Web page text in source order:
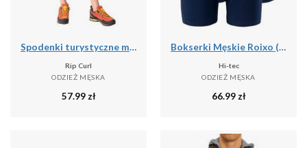
Spodenki turystyczne męskie Rip Curl Travellers Walkshort granatowe CWADD9 28
Rip Curl
ODZIEŻ MĘSKA
57.99 zł
Bokserki Męskie Roixo (zestaw 2 Sztuk)
Hi-tec
ODZIEŻ MĘSKA
66.99 zł